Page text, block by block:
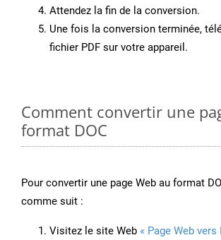
Attendez la fin de la conversion.
Une fois la conversion terminée,
fichier PDF sur votre appareil.
Comment convertir une
format DOC
Pour convertir une page Web au format
comme suit :
Visitez le site Web « Page Web vers